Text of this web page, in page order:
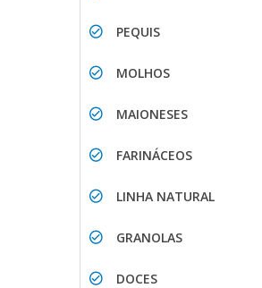
PEQUIS
MOLHOS
MAIONESES
FARINÁCEOS
LINHA NATURAL
GRANOLAS
DOCES